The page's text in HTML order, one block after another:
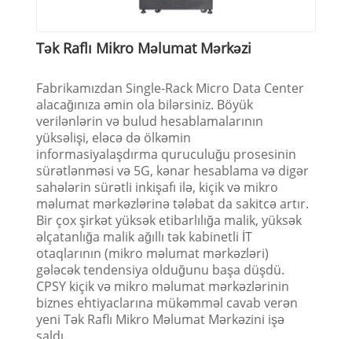
Tək Raflı Mikro Məlumat Mərkəzi
Fabrikamızdan Single-Rack Micro Data Center
alacağınıza əmin ola bilərsiniz. Böyük
verilənlərin və bulud hesablamalarının
yüksəlişi, eləcə də ölkəmin
informasiyalaşdırma quruculuğu prosesinin
sürətlənməsi və 5G, kənar hesablama və digər
sahələrin sürətli inkişafı ilə, kiçik və mikro
məlumat mərkəzlərinə tələbat da sakitcə artır.
Bir çox şirkət yüksək etibarlılığa malik, yüksək
əlçatanlığa malik ağıllı tək kabinetli İT
otaqlarının (mikro məlumat mərkəzləri)
gələcək tendensiya olduğunu başa düşdü.
CPSY kiçik və mikro məlumat mərkəzlərinin
biznes ehtiyaclarına mükəmməl cavab verən
yeni Tək Raflı Mikro Məlumat Mərkəzini işə
saldı.